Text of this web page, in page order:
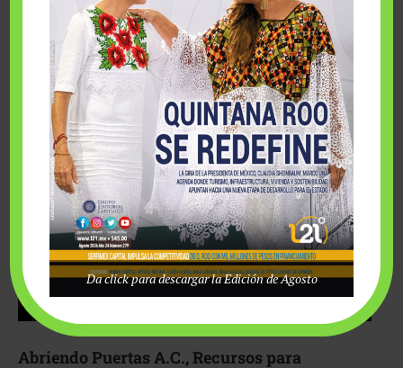
Fairmont Mayakoba y Make-A-Wish México unieron
esfuerzos para hacer realidad el deseo de una …
Abriendo Puertas A.C., Recursos para
Da click para descargar la Edición de Agosto